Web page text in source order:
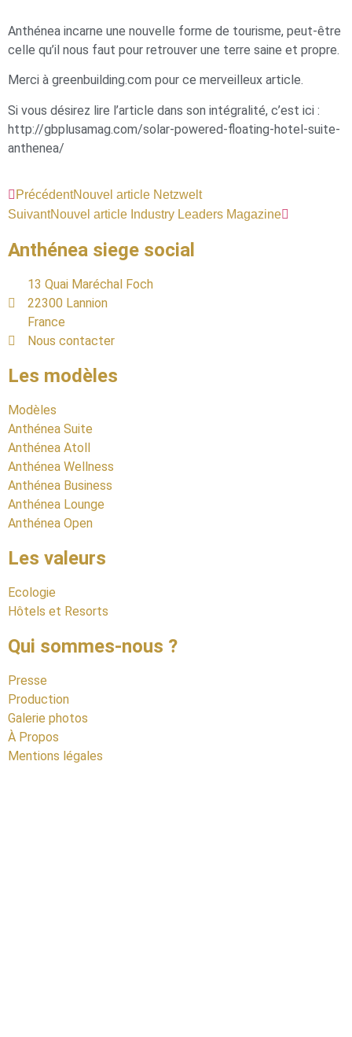
Anthénea incarne une nouvelle forme de tourisme, peut-être
celle qu’il nous faut pour retrouver une terre saine et propre.
Merci à greenbuilding.com pour ce merveilleux article.
Si vous désirez lire l’article dans son intégralité, c’est ici :
http://gbplusamag.com/solar-powered-floating-hotel-suite-
anthenea/
PrécédentNouvel article Netzwelt
SuivantNouvel article Industry Leaders Magazine
Anthénea siege social
13 Quai Maréchal Foch
22300 Lannion
France
Nous contacter
Les modèles
Modèles
Anthénea Suite
Anthénea Atoll
Anthénea Wellness
Anthénea Business
Anthénea Lounge
Anthénea Open
Les valeurs
Ecologie
Hôtels et Resorts
Qui sommes-nous ?
Presse
Production
Galerie photos
À Propos
Mentions légales